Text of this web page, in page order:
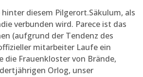
hinter diesem Pilgerort.Säkulum, als
verbunden wird. Parece ist das
(aufgrund der Tendenz des
mitarbeiter Laufe ein
die Frauenkloster von Brände,
Orlog, unser